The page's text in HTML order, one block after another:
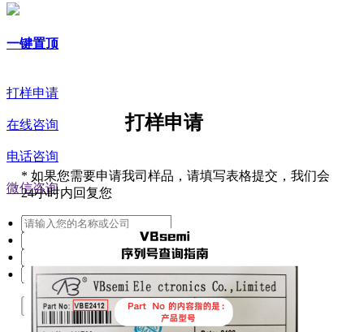
一键置顶
打样申请
在线咨询
电话咨询
微信咨询
打样申请
* 如果您需要申请我司样品，请填写表格提交，我们会
24小时内回复您
提交